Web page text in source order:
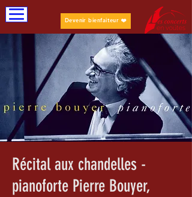
Devenir bienfaiteur ❤️
Récital aux chandelles -
pianoforte Pierre Bouyer,